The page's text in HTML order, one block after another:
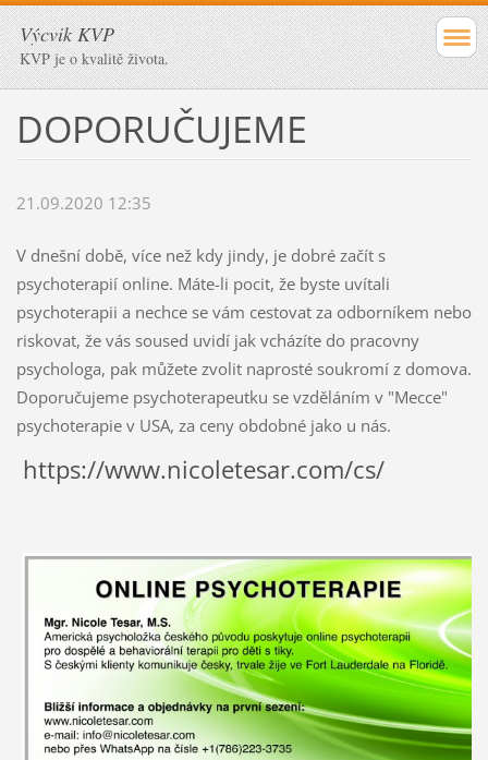
Výcvik KVP
KVP je o kvalitě života.
DOPORUČUJEME
21.09.2020 12:35
V dnešní době, více než kdy jindy, je dobré začít s
psychoterapií online. Máte-li pocit, že byste uvítali
psychoterapii a nechce se vám cestovat za odborníkem nebo
riskovat, že vás soused uvidí jak vcházíte do pracovny
psychologa, pak můžete zvolit naprosté soukromí z domova.
Doporučujeme psychoterapeutku se vzděláním v "Mecce"
psychoterapie v USA, za ceny obdobné jako u nás.
https://www.nicoletesar.com/cs/